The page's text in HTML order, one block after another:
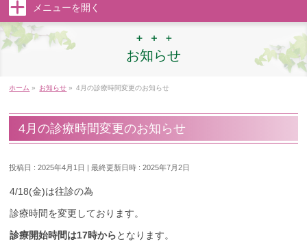
メニューを開く
お知らせ
ホーム » お知らせ » 4月の診療時間変更のお知らせ
4月の診療時間変更のお知らせ
投稿日 : 2025年4月1日 最終更新日時 : 2025年7月2日
4/18(金)は往診の為
診療時間を変更しております。
診療開始時間は17時からとなります。